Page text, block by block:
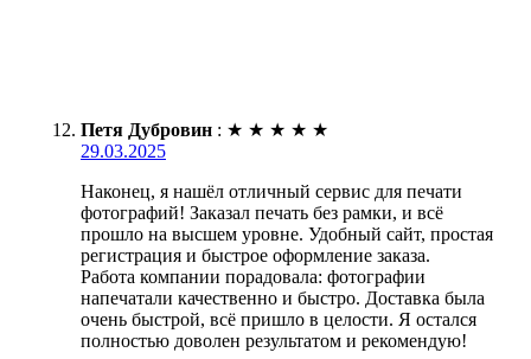
Петя Дубровин : ★ ★ ★ ★ ★
29.03.2025
Наконец, я нашёл отличный сервис для печати
фотографий! Заказал печать без рамки, и всё
прошло на высшем уровне. Удобный сайт, простая
регистрация и быстрое оформление заказа.
Работа компании порадовала: фотографии
напечатали качественно и быстро. Доставка была
очень быстрой, всё пришло в целости. Я остался
полностью доволен результатом и рекомендую!